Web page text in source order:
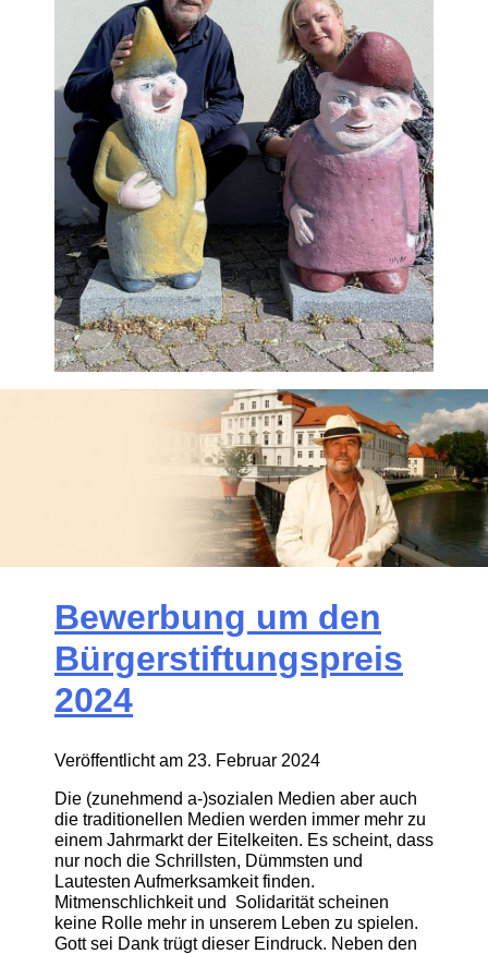
Bewerbung um den
Bürgerstiftungspreis
2024
Veröffentlicht am 23. Februar 2024
Die (zunehmend a-)sozialen Medien aber auch
die traditionellen Medien werden immer mehr zu
einem Jahrmarkt der Eitelkeiten. Es scheint, dass
nur noch die Schrillsten, Dümmsten und
Lautesten Aufmerksamkeit finden.
Mitmenschlichkeit und Solidarität scheinen
keine Rolle mehr in unserem Leben zu spielen.
Gott sei Dank trügt dieser Eindruck. Neben den